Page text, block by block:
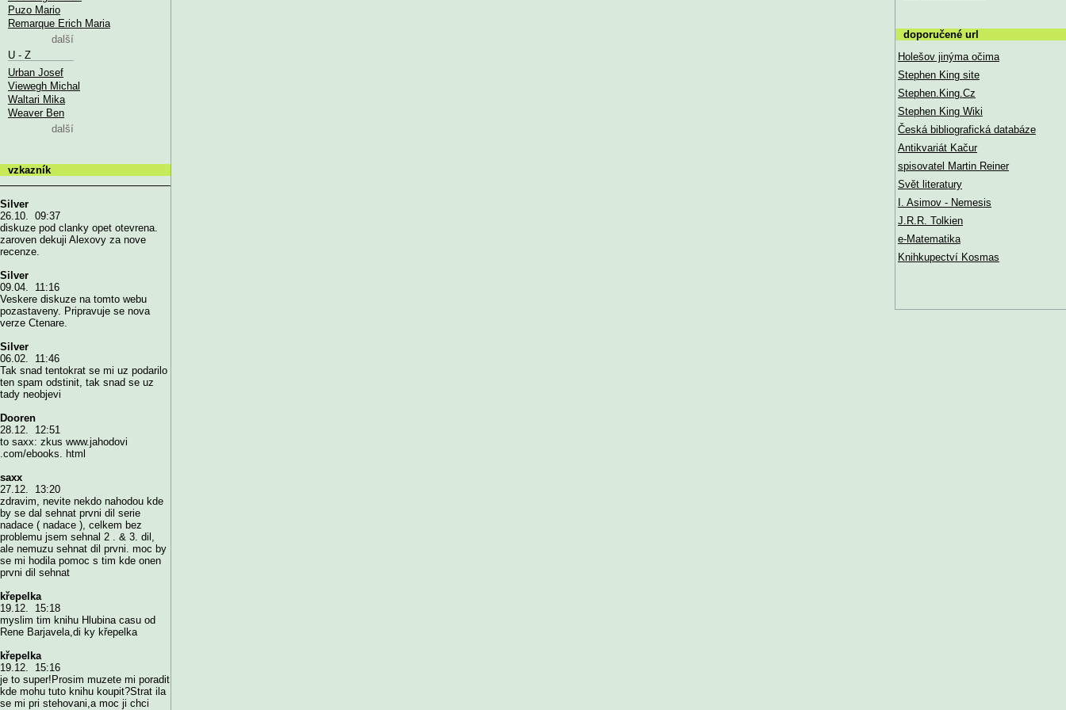
Puzo Mario
Remarque Erich Maria
další
U - Z
Urban Josef
Viewegh Michal
Waltari Mika
Weaver Ben
další
vzkazník
Silver
26.10. 09:37
diskuze pod clanky opet otevrena.
zaroven dekuji Alexovy za nove
recenze.
Silver
09.04. 11:16
Veskere diskuze na tomto webu
pozastaveny. Pripravuje se nova
verze Ctenare.
Silver
06.02. 11:46
Tak snad tentokrat se mi uz podarilo
ten spam odstinit, tak snad se uz
tady neobjevi
Dooren
28.12. 12:51
to saxx: zkus www.jahodovi
.com/ebooks. html
saxx
27.12. 13:20
zdravim, nevite nekdo nahodou kde
by se dal sehnat prvni dil serie
nadace ( nadace ), celkem bez
problemu jsem sehnal 2 . & 3. dil,
ale nemuzu sehnat dil prvni. moc by
se mi hodila pomoc s tim kde onen
prvni dil sehnat
křepelka
19.12. 15:18
myslim tim knihu Hlubina casu od
Rene Barjavela,di ky křepelka
křepelka
19.12. 15:16
je to super!Prosim muzete mi poradit
kde mohu tuto knihu koupit?Strat ila
se mi pri stehovani,a moc ji chci
doporučené url
Holešov jinýma očima
Stephen King site
Stephen.King.Cz
Stephen King Wiki
Česká bibliografická databáze
Antikvariát Kačur
spisovatel Martin Reiner
Svět literatury
I. Asimov - Nemesis
J.R.R. Tolkien
e-Matematika
Knihkupectví Kosmas